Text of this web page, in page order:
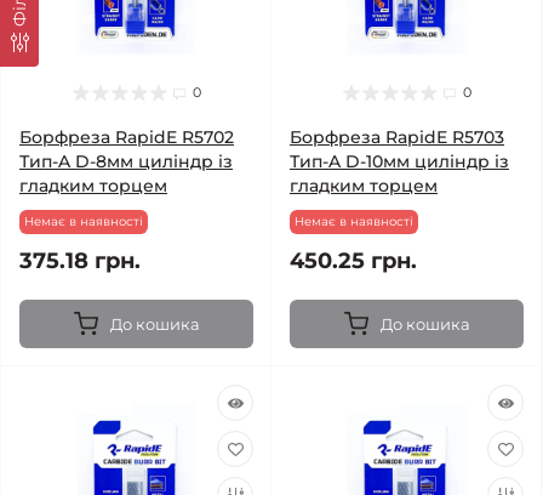
0
Борфреза RapidE R5702
Тип-A D-8мм циліндр із
гладким торцем
Немає в наявності
375.18 грн.
До кошика
0
Борфреза RapidE R5703
Тип-A D-10мм циліндр із
гладким торцем
Немає в наявності
450.25 грн.
До кошика